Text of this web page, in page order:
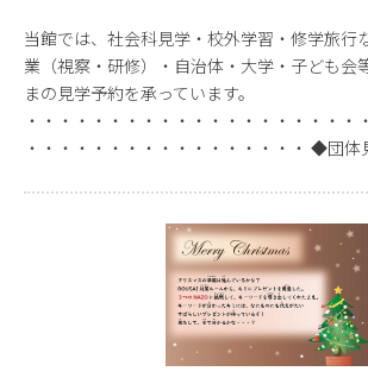
当館では、社会科見学・校外学習・修学旅行
業（視察・研修）・自治体・大学・子ども会
まの見学予約を承っています。
・・・・・・・・・・・・・・・・・・・・
・・・・・・・・・・・・・・・・・ ◆団